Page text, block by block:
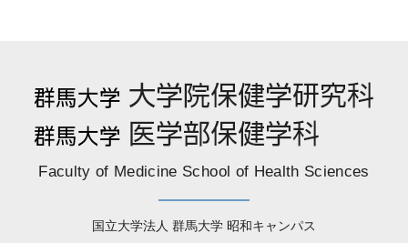
Faculty of Medicine School of Health Sciences
国立大学法人 群馬大学 昭和キャンパス